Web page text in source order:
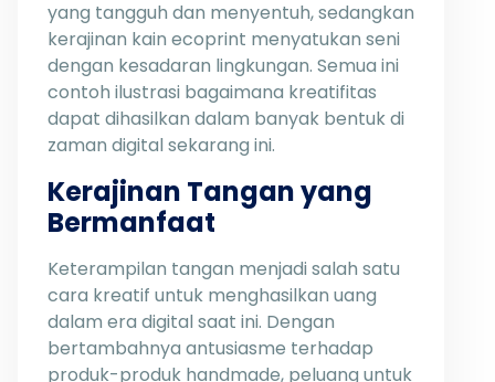
yang tangguh dan menyentuh, sedangkan
kerajinan kain ecoprint menyatukan seni
dengan kesadaran lingkungan. Semua ini
contoh ilustrasi bagaimana kreatifitas
dapat dihasilkan dalam banyak bentuk di
zaman digital sekarang ini.
Kerajinan Tangan yang
Bermanfaat
Keterampilan tangan menjadi salah satu
cara kreatif untuk menghasilkan uang
dalam era digital saat ini. Dengan
bertambahnya antusiasme terhadap
produk-produk handmade, peluang untuk